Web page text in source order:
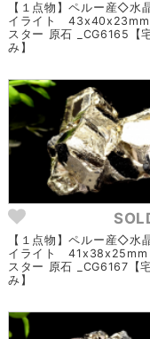
【１点物】ペルー産◇水
イライト
スター 原石 _CG6165【
み】
【１点物】ペルー産◇水
イライト
スター 原石 _CG6167【
み】